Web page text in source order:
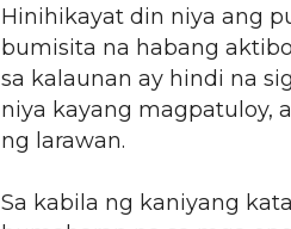
Hinihikayat din niya ang
bumisita na habang
sa kalaunan ay hindi na
niya kayang magpatuloy,
ng larawan.
Sa kabila ng kaniyang